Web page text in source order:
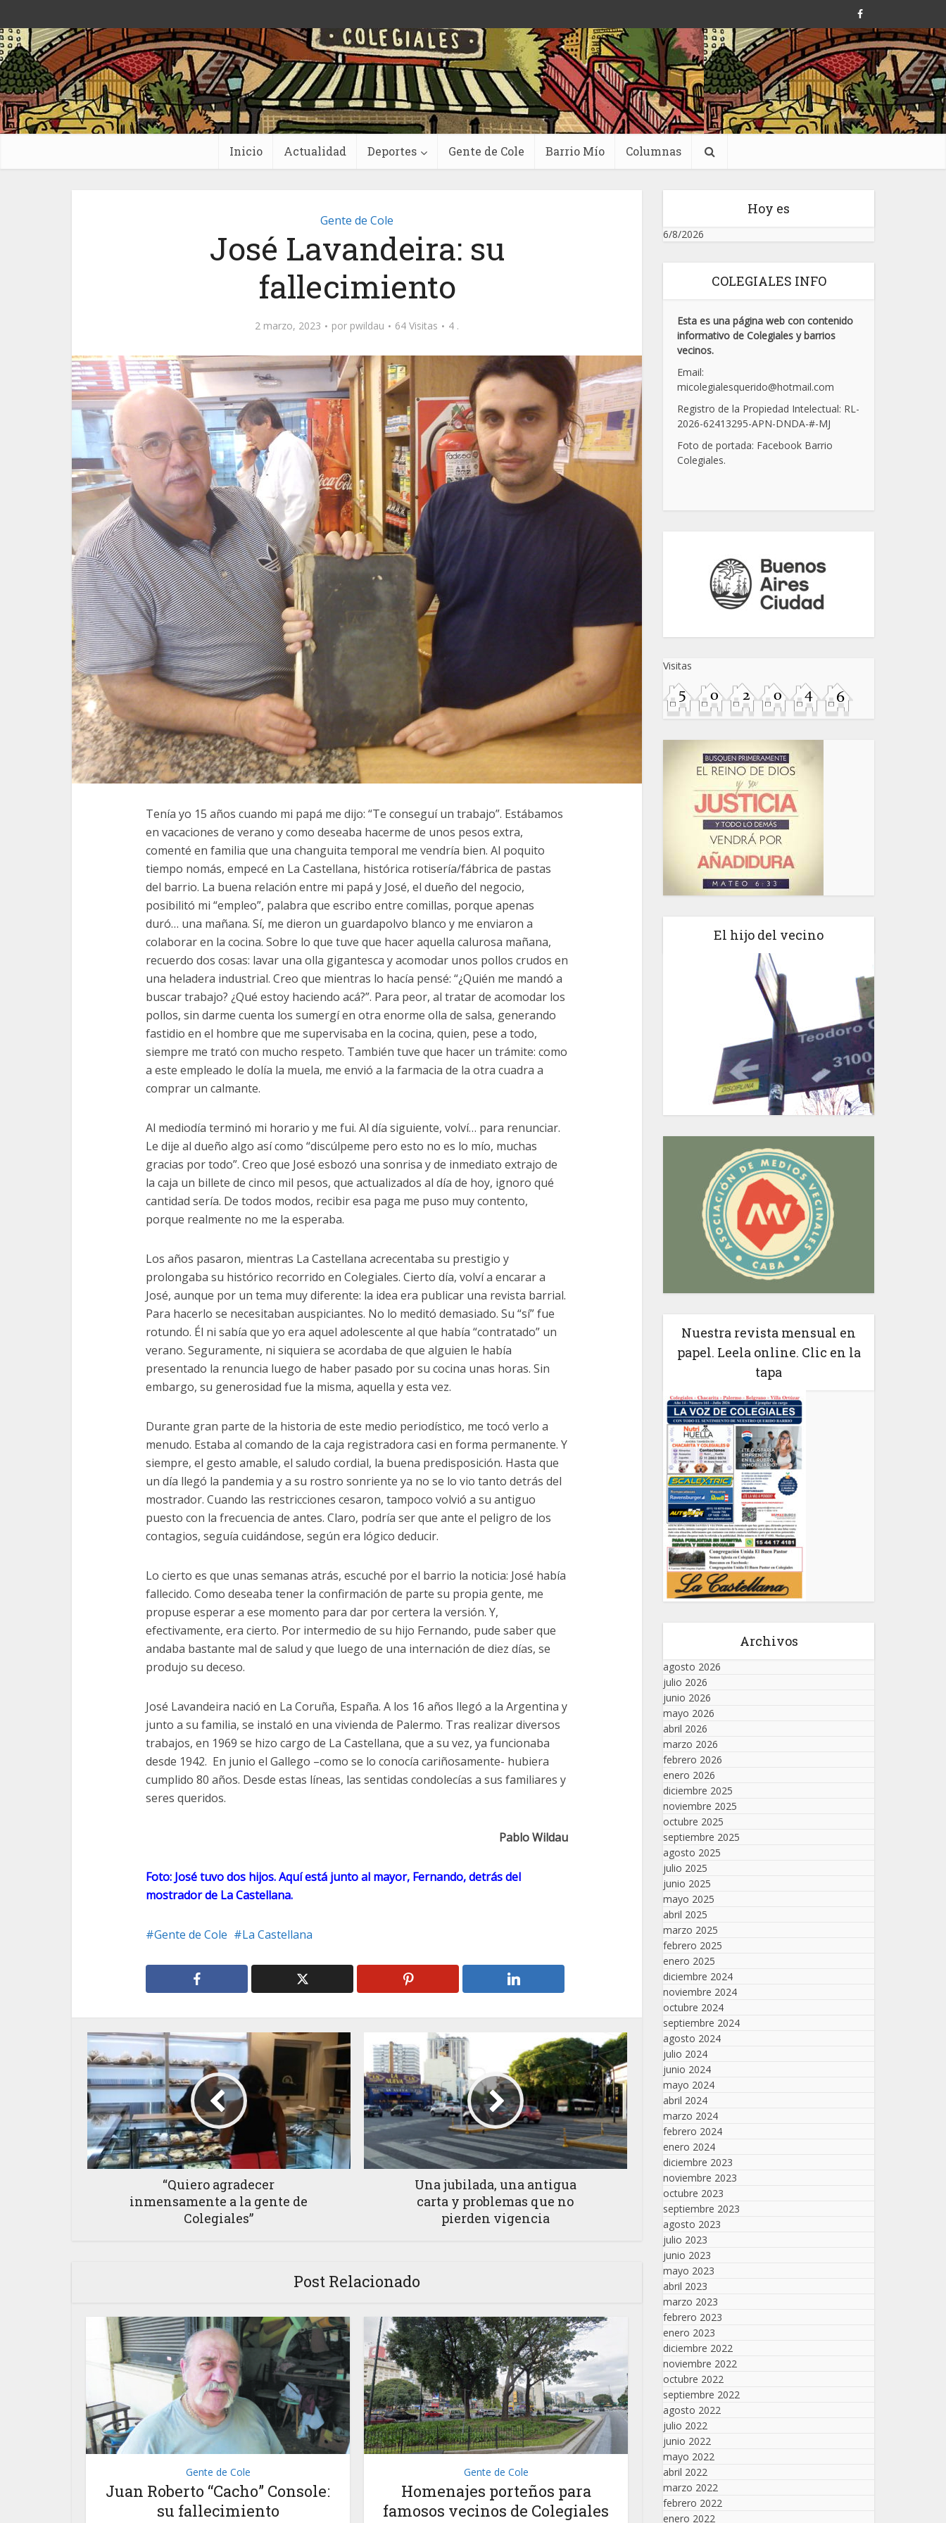
Inicio Actualidad Deportes Gente de Cole Barrio Mío Columnas
Gente de Cole
José Lavandeira: su
fallecimiento
2 marzo, 2023 por pwildau 64 Visitas 4 .
Tenía yo 15 años cuando mi papá me dijo: “Te conseguí un trabajo”. Estábamos
en vacaciones de verano y como deseaba hacerme de unos pesos extra,
comenté en familia que una changuita temporal me vendría bien. Al poquito
tiempo nomás, empecé en La Castellana, histórica rotisería/fábrica de pastas
del barrio. La buena relación entre mi papá y José, el dueño del negocio,
posibilitó mi “empleo”, palabra que escribo entre comillas, porque apenas
duró… una mañana. Sí, me dieron un guardapolvo blanco y me enviaron a
colaborar en la cocina. Sobre lo que tuve que hacer aquella calurosa mañana,
recuerdo dos cosas: lavar una olla gigantesca y acomodar unos pollos crudos en
una heladera industrial. Creo que mientras lo hacía pensé: “¿Quién me mandó a
buscar trabajo? ¿Qué estoy haciendo acá?”. Para peor, al tratar de acomodar los
pollos, sin darme cuenta los sumergí en otra enorme olla de salsa, generando
fastidio en el hombre que me supervisaba en la cocina, quien, pese a todo,
siempre me trató con mucho respeto. También tuve que hacer un trámite: como
a este empleado le dolía la muela, me envió a la farmacia de la otra cuadra a
comprar un calmante.
Al mediodía terminó mi horario y me fui. Al día siguiente, volví… para renunciar.
Le dije al dueño algo así como “discúlpeme pero esto no es lo mío, muchas
gracias por todo”. Creo que José esbozó una sonrisa y de inmediato extrajo de
la caja un billete de cinco mil pesos, que actualizados al día de hoy, ignoro qué
cantidad sería. De todos modos, recibir esa paga me puso muy contento,
porque realmente no me la esperaba.
Los años pasaron, mientras La Castellana acrecentaba su prestigio y
prolongaba su histórico recorrido en Colegiales. Cierto día, volví a encarar a
José, aunque por un tema muy diferente: la idea era publicar una revista barrial.
Para hacerlo se necesitaban auspiciantes. No lo meditó demasiado. Su “sí” fue
rotundo. Él ni sabía que yo era aquel adolescente al que había “contratado” un
verano. Seguramente, ni siquiera se acordaba de que alguien le había
presentado la renuncia luego de haber pasado por su cocina unas horas. Sin
embargo, su generosidad fue la misma, aquella y esta vez.
Durante gran parte de la historia de este medio periodístico, me tocó verlo a
menudo. Estaba al comando de la caja registradora casi en forma permanente. Y
siempre, el gesto amable, el saludo cordial, la buena predisposición. Hasta que
un día llegó la pandemia y a su rostro sonriente ya no se lo vio tanto detrás del
mostrador. Cuando las restricciones cesaron, tampoco volvió a su antiguo
puesto con la frecuencia de antes. Claro, podría ser que ante el peligro de los
contagios, seguía cuidándose, según era lógico deducir.
Lo cierto es que unas semanas atrás, escuché por el barrio la noticia: José había
fallecido. Como deseaba tener la confirmación de parte su propia gente, me
propuse esperar a ese momento para dar por certera la versión. Y,
efectivamente, era cierto. Por intermedio de su hijo Fernando, pude saber que
andaba bastante mal de salud y que luego de una internación de diez días, se
produjo su deceso.
José Lavandeira nació en La Coruña, España. A los 16 años llegó a la Argentina y
junto a su familia, se instaló en una vivienda de Palermo. Tras realizar diversos
trabajos, en 1969 se hizo cargo de La Castellana, que a su vez, ya funcionaba
desde 1942. En junio el Gallego –como se lo conocía cariñosamente- hubiera
cumplido 80 años. Desde estas líneas, las sentidas condolecías a sus familiares y
seres queridos.
Pablo Wildau
Foto: José tuvo dos hijos. Aquí está junto al mayor, Fernando, detrás del
mostrador de La Castellana.
Gente de Cole La Castellana
“Quiero agradecer
inmensamente a la gente de
Colegiales”
Una jubilada, una antigua
carta y problemas que no
pierden vigencia
Post Relacionado
Gente de Cole
Juan Roberto “Cacho” Console:
su fallecimiento
Gente de Cole
Homenajes porteños para
famosos vecinos de Colegiales
Hoy es
6/8/2026
COLEGIALES INFO
Esta es una página web con contenido
informativo de Colegiales y barrios
vecinos.
Email:
micolegialesquerido@hotmail.com
Registro de la Propiedad Intelectual: RL-
2026-62413295-APN-DNDA-#-MJ
Foto de portada: Facebook Barrio
Colegiales.
Visitas
El hijo del vecino
Nuestra revista mensual en
papel. Leela online. Clic en la
tapa
Archivos
agosto 2026
julio 2026
junio 2026
mayo 2026
abril 2026
marzo 2026
febrero 2026
enero 2026
diciembre 2025
noviembre 2025
octubre 2025
septiembre 2025
agosto 2025
julio 2025
junio 2025
mayo 2025
abril 2025
marzo 2025
febrero 2025
enero 2025
diciembre 2024
noviembre 2024
octubre 2024
septiembre 2024
agosto 2024
julio 2024
junio 2024
mayo 2024
abril 2024
marzo 2024
febrero 2024
enero 2024
diciembre 2023
noviembre 2023
octubre 2023
septiembre 2023
agosto 2023
julio 2023
junio 2023
mayo 2023
abril 2023
marzo 2023
febrero 2023
enero 2023
diciembre 2022
noviembre 2022
octubre 2022
septiembre 2022
agosto 2022
julio 2022
junio 2022
mayo 2022
abril 2022
marzo 2022
febrero 2022
enero 2022